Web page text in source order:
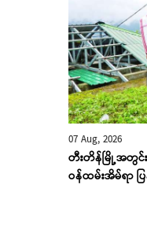
07 Aug, 2026
တီးတိန်မြို့အတွင်း
ဝန်ထမ်းအိမ်ရာ